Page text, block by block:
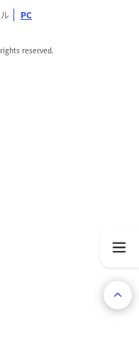
PC
reserved.